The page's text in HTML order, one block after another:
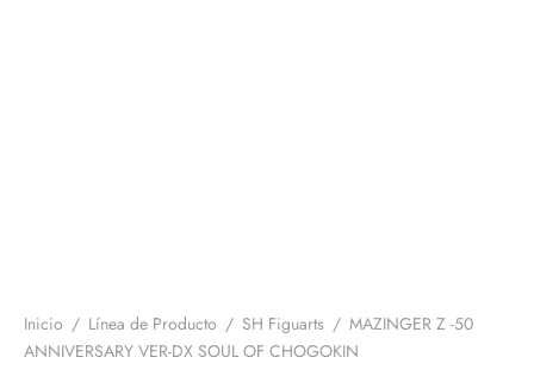
Inicio / Línea de Producto / SH Figuarts / MAZINGER Z -50
ANNIVERSARY VER-DX SOUL OF CHOGOKIN